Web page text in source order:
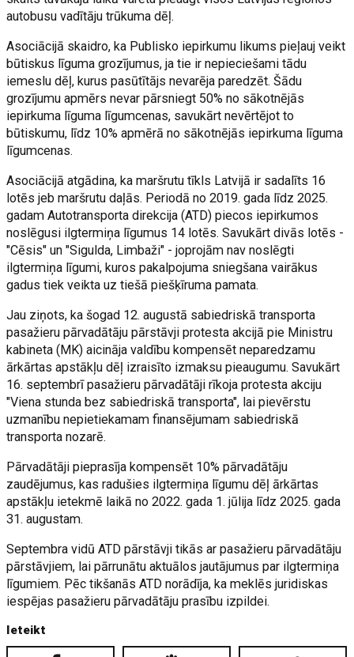
autobusu vadītāju trūkuma dēļ.
Asociācijā skaidro, ka Publisko iepirkumu likums pieļauj veikt
būtiskus līguma grozījumus, ja tie ir nepieciešami tādu
iemeslu dēļ, kurus pasūtītājs nevarēja paredzēt. Šādu
grozījumu apmērs nevar pārsniegt 50% no sākotnējās
iepirkuma līguma līgumcenas, savukārt nevērtējot to
būtiskumu, līdz 10% apmērā no sākotnējās iepirkuma līguma
līgumcenas.
Asociācijā atgādina, ka maršrutu tīkls Latvijā ir sadalīts 16
lotēs jeb maršrutu daļās. Periodā no 2019. gada līdz 2025.
gadam Autotransporta direkcija (ATD) piecos iepirkumos
noslēgusi ilgtermiņa līgumus 14 lotēs. Savukārt divās lotēs -
"Cēsis" un "Sigulda, Limbaži" - joprojām nav noslēgti
ilgtermiņa līgumi, kuros pakalpojuma sniegšana vairākus
gadus tiek veikta uz tiešā piešķīruma pamata.
Jau ziņots, ka šogad 12. augustā sabiedriskā transporta
pasažieru pārvadātāju pārstāvji protesta akcijā pie Ministru
kabineta (MK) aicināja valdību kompensēt neparedzamu
ārkārtas apstākļu dēļ izraisīto izmaksu pieaugumu. Savukārt
16. septembrī pasažieru pārvadātāji rīkoja protesta akciju
"Viena stunda bez sabiedriskā transporta", lai pievērstu
uzmanību nepietiekamam finansējumam sabiedriskā
transporta nozarē.
Pārvadātāji pieprasīja kompensēt 10% pārvadātāju
zaudējumus, kas radušies ilgtermiņa līgumu dēļ ārkārtas
apstākļu ietekmē laikā no 2022. gada 1. jūlija līdz 2025. gada
31. augustam.
Septembra vidū ATD pārstāvji tikās ar pasažieru pārvadātāju
pārstāvjiem, lai pārrunātu aktuālos jautājumus par ilgtermiņa
līgumiem. Pēc tikšanās ATD norādīja, ka meklēs juridiskas
iespējas pasažieru pārvadātāju prasību izpildei.
Ieteikt